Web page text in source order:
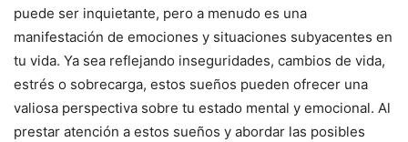
puede ser inquietante, pero a menudo es una
manifestación de emociones y situaciones subyacentes en
tu vida. Ya sea reflejando inseguridades, cambios de vida,
estrés o sobrecarga, estos sueños pueden ofrecer una
valiosa perspectiva sobre tu estado mental y emocional. Al
prestar atención a estos sueños y abordar las posibles